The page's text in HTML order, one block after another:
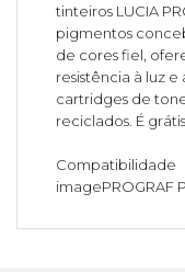
tinteiros LUCIA
pigmentos
de cores fiel,
resistência à luz
cartridges de
reciclados. É
Compatibilidade
imagePROGRAF